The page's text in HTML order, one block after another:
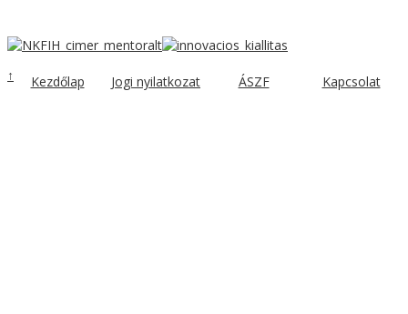
↑ Kezdőlap Jogi nyilatkozat ÁSZF Kapcsolat